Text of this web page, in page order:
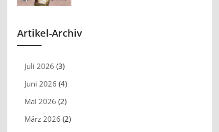
Artikel-Archiv
Juli 2026 (3)
Juni 2026 (4)
Mai 2026 (2)
März 2026 (2)